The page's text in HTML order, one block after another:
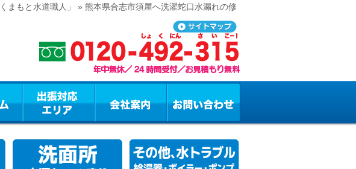
まもと水道職人」 » 熊本県合志市須屋へ洗濯蛇口水漏れの修